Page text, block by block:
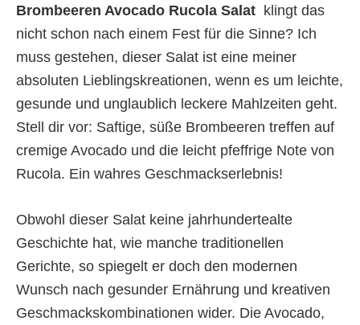
Brombeeren Avocado Rucola Salat  klingt das
nicht schon nach einem Fest für die Sinne? Ich
muss gestehen, dieser Salat ist eine meiner
absoluten Lieblingskreationen, wenn es um leichte,
gesunde und unglaublich leckere Mahlzeiten geht.
Stell dir vor: Saftige, süße Brombeeren treffen auf
cremige Avocado und die leicht pfeffrige Note von
Rucola. Ein wahres Geschmackserlebnis!
Obwohl dieser Salat keine jahrhundertealte
Geschichte hat, wie manche traditionellen
Gerichte, so spiegelt er doch den modernen
Wunsch nach gesunder Ernährung und kreativen
Geschmackskombinationen wider. Die Avocado,